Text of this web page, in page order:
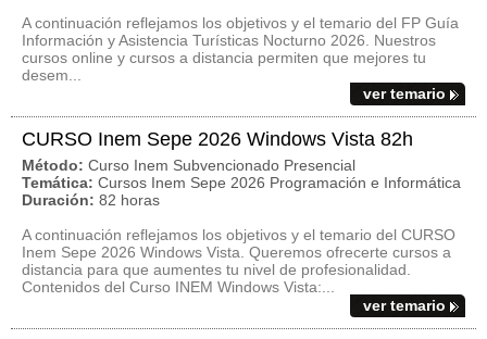
A continuación reflejamos los objetivos y el temario del FP Guía
Información y Asistencia Turísticas Nocturno 2026. Nuestros
cursos online y cursos a distancia permiten que mejores tu
desem...
ver temario
CURSO Inem Sepe 2026 Windows Vista 82h
Método: Curso Inem Subvencionado Presencial
Temática: Cursos Inem Sepe 2026 Programación e Informática
Duración: 82 horas
A continuación reflejamos los objetivos y el temario del CURSO
Inem Sepe 2026 Windows Vista. Queremos ofrecerte cursos a
distancia para que aumentes tu nivel de profesionalidad.
Contenidos del Curso INEM Windows Vista:...
ver temario